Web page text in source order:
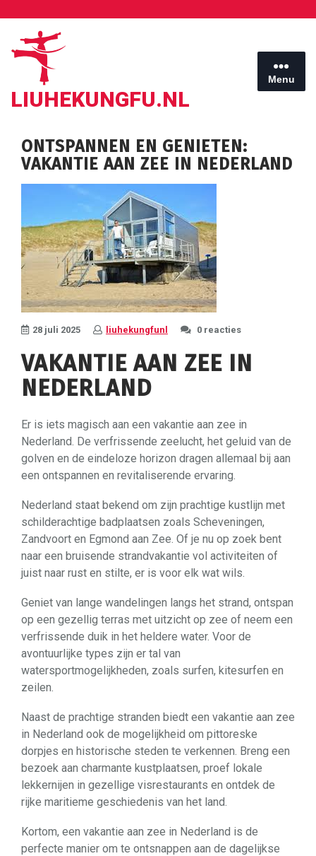
inhoud
LIUHEKUNGFU.NL
Menu
ONTSPANNEN EN GENIETEN:
VAKANTIE AAN ZEE IN NEDERLAND
28 juli 2025 liuhekungfunl 0 reacties
VAKANTIE AAN ZEE IN
NEDERLAND
Er is iets magisch aan een vakantie aan zee in
Nederland. De verfrissende zeelucht, het geluid van de
golven en de eindeloze horizon dragen allemaal bij aan
een ontspannen en revitaliserende ervaring.
Nederland staat bekend om zijn prachtige kustlijn met
schilderachtige badplaatsen zoals Scheveningen,
Zandvoort en Egmond aan Zee. Of je nu op zoek bent
naar een bruisende strandvakantie vol activiteiten of
juist naar rust en stilte, er is voor elk wat wils.
Geniet van lange wandelingen langs het strand, ontspan
op een gezellig terras met uitzicht op zee of neem een
verfrissende duik in het heldere water. Voor de
avontuurlijke types zijn er tal van
watersportmogelijkheden, zoals surfen, kitesurfen en
zeilen.
Naast de prachtige stranden biedt een vakantie aan zee
in Nederland ook de mogelijkheid om pittoreske
dorpjes en historische steden te verkennen. Breng een
bezoek aan charmante kustplaatsen, proef lokale
lekkernijen in gezellige visrestaurants en ontdek de
rijke maritieme geschiedenis van het land.
Kortom, een vakantie aan zee in Nederland is de
perfecte manier om te ontsnappen aan de dagelijkse